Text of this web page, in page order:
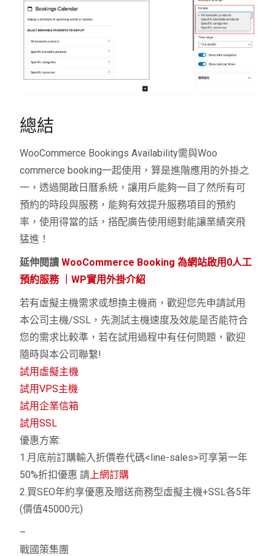
總結
WooCommerce Bookings Availability需與Woo
commerce booking一起使用，算是進階應用的外掛之
一，透過開啟日曆系統，讓用戶能夠一目了然所有可
預約的時段與服務，能夠有效提升服務項目的預約
率，使用得當的話，搭配廣告使用絕對能讓業績突飛
猛進！
延伸閱讀WooCommerce Booking 為網站啟用0人工
預約服務 ｜WP實用外掛介紹
若有虛擬主機需求或想換主機商，歡迎您先申請試用
本公司主機/SSL，先測試主機速度及效能是否能符合
您的需求比較準，若在試用過程中有任何問題，歡迎
隨時與本公司聯繫!
試用虛擬主機
試用VPS主機
試用企業信箱
試用SSL
優惠方案:
1.月底前訂購輸入折價卷代碼<line-sales>可享第一年
50%折扣優惠 請 上網訂購
2.買SEO年約享優惠及贈送商務型虛擬主機+SSL各5年
(價值45000元)
–
戰國策集團